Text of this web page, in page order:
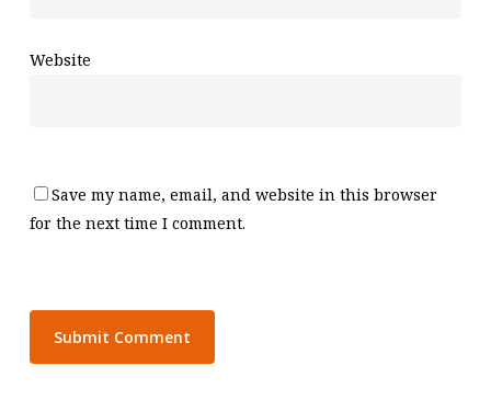
Website
Save my name, email, and website in this browser
for the next time I comment.